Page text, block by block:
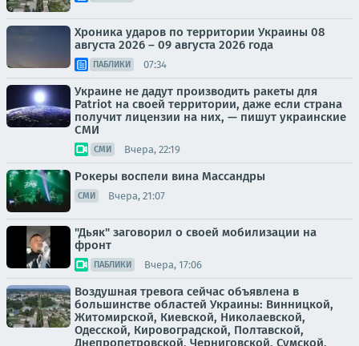
Хроника ударов по территории Украины 08
августа 2026 – 09 августа 2026 года
ПАБЛИКИ 07:34
Украине не дадут производить ракеты для
Patriot на своей территории, даже если страна
получит лицензии на них, — пишут украинские
СМИ
СМИ Вчера, 22:19
Рокеры воспели вина Массандры
СМИ Вчера, 21:07
"Дьяк" заговорил о своей мобилизации на
фронт
ПАБЛИКИ Вчера, 17:06
Воздушная тревога сейчас объявлена в
большинстве областей Украины: Винницкой,
Житомирской, Киевской, Николаевской,
Одесской, Кировоградской, Полтавской,
Днепропетровской, Черниговской, Сумской,